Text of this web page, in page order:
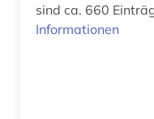
sind ca. 660
Informationen